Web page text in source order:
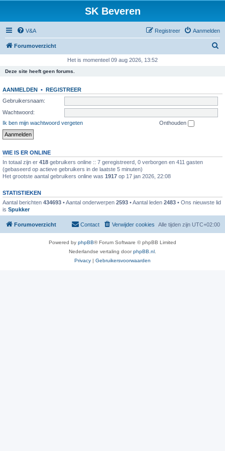
SK Beveren
V&A Aanmelden
Registreer
Forumoverzicht
Het is momenteel 09 aug 2026, 13:52
Deze site heeft geen forums.
AANMELDEN • REGISTREER
Gebruikersnaam:
Wachtwoord:
Ik ben mijn wachtwoord vergeten
Onthouden
WIE IS ER ONLINE
In totaal zijn er 418 gebruikers online :: 7 geregistreerd, 0 verborgen en 411 gasten
(gebaseerd op actieve gebruikers in de laatste 5 minuten)
Het grootste aantal gebruikers online was 1917 op 17 jan 2026, 22:08
STATISTIEKEN
Aantal berichten 434693 • Aantal onderwerpen 2593 • Aantal leden 2483 • Ons nieuwste lid
is Spukker
Forumoverzicht Alle tijden zijn UTC+02:00
Verwijder cookies
Contact
Powered by phpBB® Forum Software © phpBB Limited
Nederlandse vertaling doorphpBB.nl
Privacy | Gebruikersvoorwaarden